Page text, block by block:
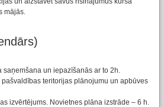
mājās.
saņemšana un iepazīšanās ar to 2h.
teritorijas plānojumu un apbūves
izvērtējums. Novietnes plāna izstrāde – 6 h.